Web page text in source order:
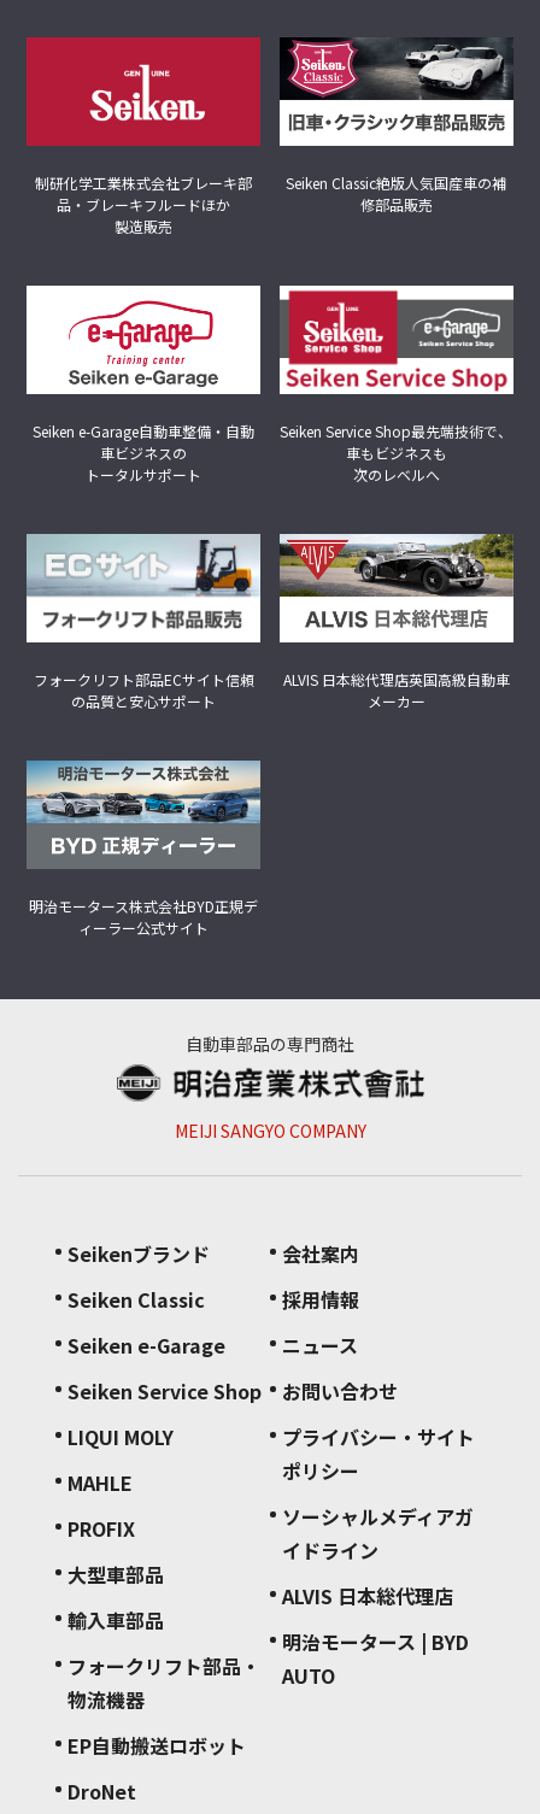
制研化学工業株式会社ブレーキ部
品・ブレーキフルードほか
製造販売
Seiken Classic絶版人気国産車の補
修部品販売
Seiken e-Garage自動車整備・自動
車ビジネスの
トータルサポート
Seiken Service Shop最先端技術で、
車もビジネスも
次のレベルへ
フォークリフト部品ECサイト信頼
の品質と安心サポート
ALVIS 日本総代理店英国高級自動車
メーカー
明治モータース株式会社BYD正規デ
ィーラー公式サイト
自動車部品の専門商社
MEIJI SANGYO COMPANY
Seikenブランド
Seiken Classic
Seiken e-Garage
Seiken Service Shop
LIQUI MOLY
MAHLE
PROFIX
大型車部品
輸入車部品
フォークリフト部品・
物流機器
EP自動搬送ロボット
DroNet
会社案内
採用情報
ニュース
お問い合わせ
プライバシー・サイト
ポリシー
ソーシャルメディアガ
イドライン
ALVIS 日本総代理店
明治モータース | BYD
AUTO